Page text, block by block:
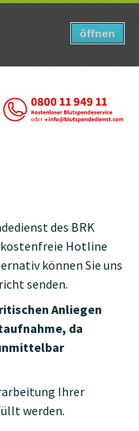
öffnen
des BRK
kostenfreie Hotline
können Sie uns
senden.
Anliegen
da
Ihrer
werden.